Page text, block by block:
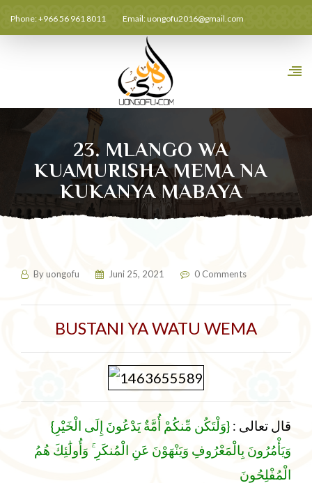
Phone: +966 56 961 8011 Email:uongofu2016@gmail.com
23. MLANGO WA
KUAMURISHA MEMA NA
KUKANYA MABAYA
Byuongofu Juni 25, 2021 0 Comments
BUSTANI YA WATU WEMA
{ قال تعالى : {وَلْتَكُن مِّنكُمْ أُمَّةٌ يَدْعُونَ إِلَى الْخَيْرِ
وَيَأْمُرُونَ بِالْمَعْرُوفِ وَيَنْهَوْنَ عَنِ الْمُنكَرِ ۚ وَأُولَٰئِكَ هُمُ
الْمُفْلِحُونَ